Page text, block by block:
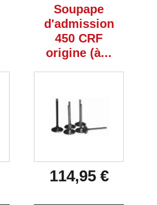
Soupape
d'admission
450 CRF
origine (à...
114,95 €